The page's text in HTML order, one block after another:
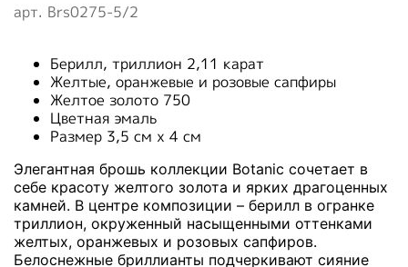
арт. Brs0275-5/2
Берилл, триллион 2,11 карат
Желтые, оранжевые и розовые сапфиры
Желтое золото 750
Цветная эмаль
Размер 3,5 см х 4 см
Элегантная брошь коллекции Botaniс сочетает в
себе красоту желтого золота и ярких драгоценных
камней. В центре композиции – берилл в огранке
триллион, окруженный насыщенными оттенками
желтых, оранжевых и розовых сапфиров.
Белоснежные бриллианты подчеркивают сияние